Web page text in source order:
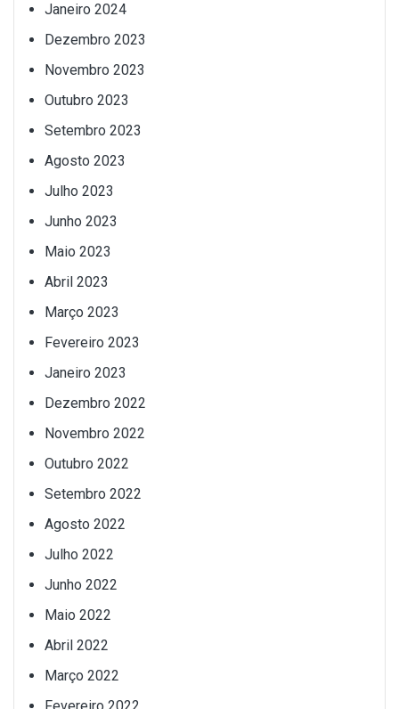
Janeiro 2024
Dezembro 2023
Novembro 2023
Outubro 2023
Setembro 2023
Agosto 2023
Julho 2023
Junho 2023
Maio 2023
Abril 2023
Março 2023
Fevereiro 2023
Janeiro 2023
Dezembro 2022
Novembro 2022
Outubro 2022
Setembro 2022
Agosto 2022
Julho 2022
Junho 2022
Maio 2022
Abril 2022
Março 2022